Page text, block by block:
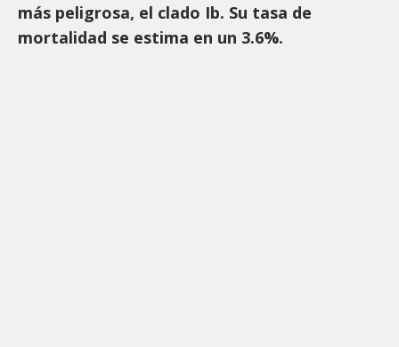
más peligrosa, el clado Ib. Su tasa de
mortalidad se estima en un 3.6%.